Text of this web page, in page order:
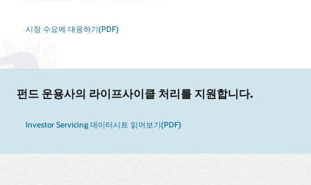
시장 수요에 대응하기(PDF)
펀드 운용사의 라이프사이클 처리를 지원합니다.
Investor Servicing 데이터시트 읽어보기(PDF)